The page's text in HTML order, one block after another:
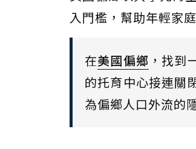
入門檻，幫助年輕家
在美國偏鄉 ，找到
的托育中心接連關
為偏鄉人口外流的